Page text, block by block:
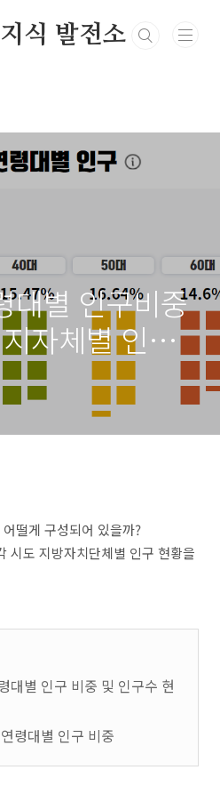
식 발전소
대별 인구비중
자체별 인구
떨게 구성되어 있을까?
시도 지방자치단체별 인구 현황을
대별 인구 비중 및 인구수 현
령대별 인구 비중